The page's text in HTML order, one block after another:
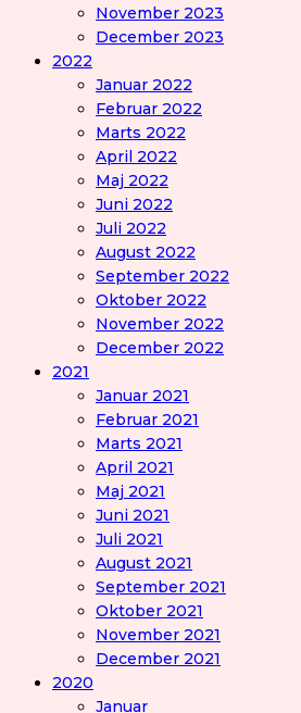
November 2023
December 2023
2022
Januar 2022
Februar 2022
Marts 2022
April 2022
Maj 2022
Juni 2022
Juli 2022
August 2022
September 2022
Oktober 2022
November 2022
December 2022
2021
Januar 2021
Februar 2021
Marts 2021
April 2021
Maj 2021
Juni 2021
Juli 2021
August 2021
September 2021
Oktober 2021
November 2021
December 2021
2020
Januar